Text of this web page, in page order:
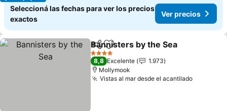
Seleccioná las fechas para ver los precios
exactos
Ver precios
CompartirAñadir a favoritos
Bannisters by the Sea
4 Estrellas
8,8 Excelente
1.973
Mollymook
Vistas al mar desde el acantilado